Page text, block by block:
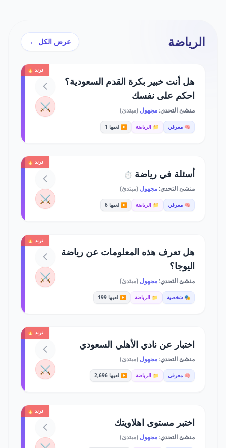
الرياضة عرض الكل ←
ترند 🔥
هل أنت خبير بكرة القدم السعودية؟
احكم على نفسك
منشئ التحدي:مجهول (مبتدئ)
🧠 معرفي 📁 الرياضة ▶️ لعبها 1
⚔️
ترند 🔥
أسئلة في رياضة ⏱️
منشئ التحدي:مجهول (مبتدئ)
🧠 معرفي 📁 الرياضة ▶️ لعبها 6 ⚔️
ترند 🔥
هل تعرف هذه المعلومات عن رياضة
اليوجا؟
منشئ التحدي:مجهول (مبتدئ)
🎭 شخصية 📁 الرياضة ▶️ لعبها 199
⚔️
ترند 🔥
اختبار عن نادي الأهلي السعودي
منشئ التحدي:مجهول (مبتدئ)
🧠 معرفي 📁 الرياضة ▶️ لعبها 2,696 ⚔️
ترند 🔥
اختبر مستوى اهلاويتك
منشئ التحدي:مجهول (مبتدئ)